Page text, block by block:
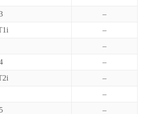
–
–
–
–
–
–
–